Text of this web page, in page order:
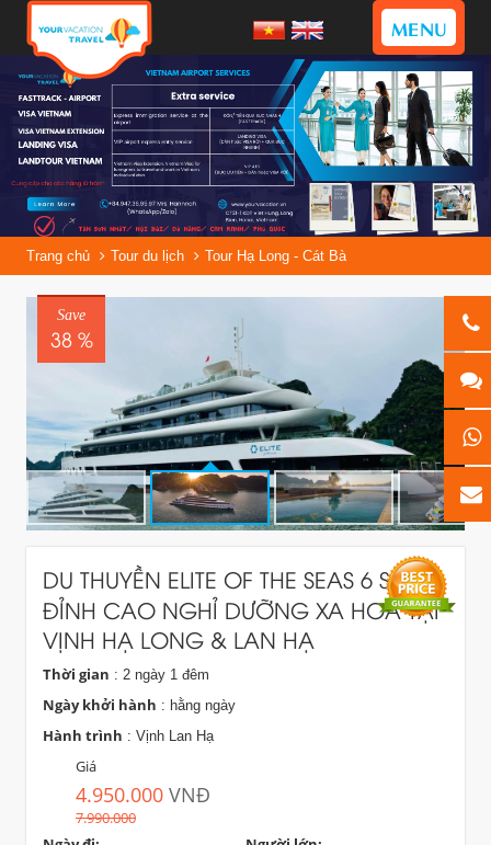
MENU
Trang chủ Tour du lịch Tour Hạ Long - Cát Bà
Save
38 %
DU THUYỀN ELITE OF THE SEAS 6 SAO –
ĐỈNH CAO NGHỈ DƯỠNG XA HOA TẠI
VỊNH HẠ LONG & LAN HẠ
Thời gian : 2 ngày 1 đêm
Ngày khởi hành : hằng ngày
Hành trình : Vịnh Lan Hạ
Giá
4.950.000 VNĐ
7.990.000